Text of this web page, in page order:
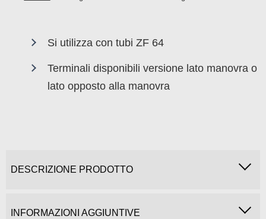
Si utilizza con tubi ZF 64
Terminali disponibili versione lato manovra o
lato opposto alla manovra
DESCRIZIONE PRODOTTO
INFORMAZIONI AGGIUNTIVE